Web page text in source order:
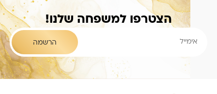
הצטרפו למשפחה שלנו!